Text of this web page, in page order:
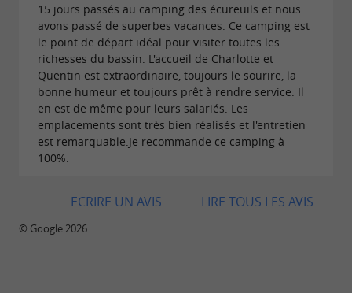
15 jours passés au camping des écureuils et nous
avons passé de superbes vacances. Ce camping est
le point de départ idéal pour visiter toutes les
richesses du bassin. L'accueil de Charlotte et
Quentin est extraordinaire, toujours le sourire, la
bonne humeur et toujours prêt à rendre service. Il
en est de même pour leurs salariés. Les
emplacements sont très bien réalisés et l'entretien
est remarquable.Je recommande ce camping à
100%.
LIRE TOUS LES AVIS
ECRIRE UN AVIS
© Google 2026